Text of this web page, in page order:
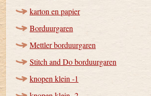
karton en papier
Borduurgaren
Mettler borduurgaren
Stitch and Do borduurgaren
knopen klein -1